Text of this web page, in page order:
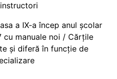
a IX-a încep anul școlar
cu manuale noi / Cărțile
și diferă în funcție de